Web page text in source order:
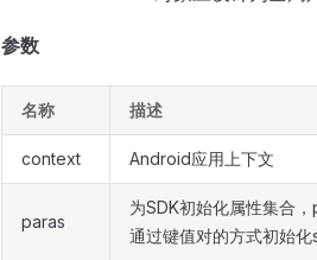
参数
名称 描述
context Android应用上下文
paras
为SDK初始化属性集合
通过键值对的方式初始